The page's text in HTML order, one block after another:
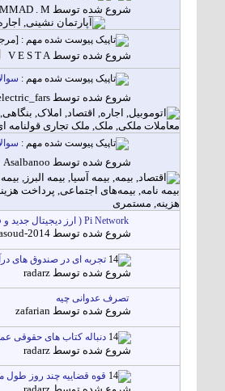
شروع شده توسط . M
مهم :
شروع شده توسطV E S T A
مهم :
شروع شده توسط
مهم :
شروع شده توسط Asalbanoo
Pi Network ( ارز دیجیتال جدید و فعلا رایگان)
شروع شده توسط 2014
تجربه ای در صندوق های
شروع شده توسط radarz
تصرف عدوانی چیه
شروع شده توسط zafarian
دنباله کتاب های حقوقی
شروع شده توسط radarz
قوه قضاییه چند روز طول